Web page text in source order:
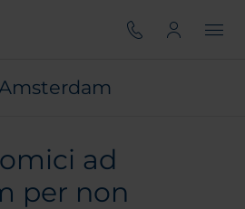
ad
per non